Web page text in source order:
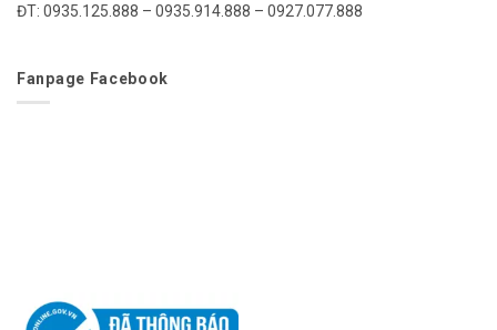
ĐT: 0935.125.888 – 0935.914.888 – 0927.077.888
Fanpage Facebook